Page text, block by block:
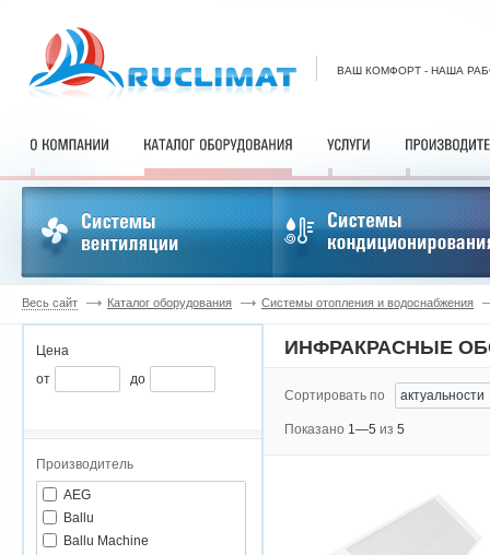
ВАШ КОМФОРТ - НАША
Весь сайт Каталог оборудования Системы отопления и водоснабжения
Цена
от
до
Производитель
AEG
Ballu
Ballu Machine
ИНФРАКРАСНЫЕ
Сортировать по
Показано 1—5 из 5